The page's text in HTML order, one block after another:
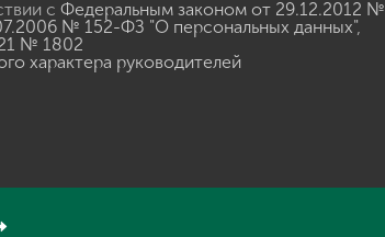
с Федеральным законом от 29.12.2012 №
№ 152-ФЗ "О персональных данных",
№ 1802
характера руководителей